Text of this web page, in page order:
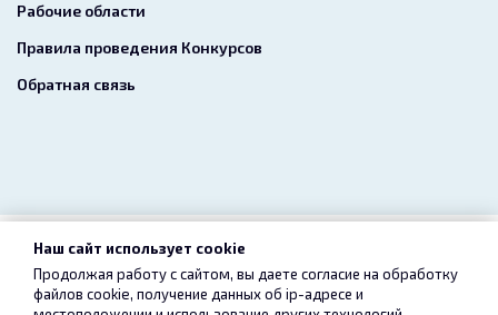
Рабочие области
Правила проведения Конкурсов
Обратная связь
2026 freelance.boutique
Пользовательское соглашение Конфиденциальность
Наш сайт использует cookie
Продолжая работу с сайтом, вы даете согласие на обработку
файлов cookie, получение данных об ip-адресе и